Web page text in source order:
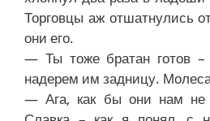
Торговцы аж отшатнулись
они его.
— Ты тоже братан готов –
надерем им задницу.
— Ага, как бы они нам не